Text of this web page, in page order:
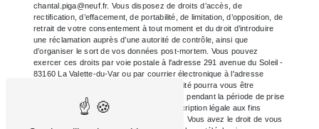
chantal.piga@neuf.fr. Vous disposez de droits d’accès, de
rectification, d’effacement, de portabilité, de limitation, d’opposition, de
retrait de votre consentement à tout moment et du droit d’introduire
une réclamation auprès d’une autorité de contrôle, ainsi que
d’organiser le sort de vos données post-mortem. Vous pouvez
exercer ces droits par voie postale à l'adresse 291 avenue du Soleil -
83160 La Valette-du-Var ou par courrier électronique à l'adresse
chantal.piga@neuf.fr. Un justificatif d'identité pourra vous être
demandé. Nous conservons vos données pendant la période de prise
de contact puis pendant la durée de prescription légale aux fins
probatoires et de gestion des contentieux. Vous avez le droit de vous